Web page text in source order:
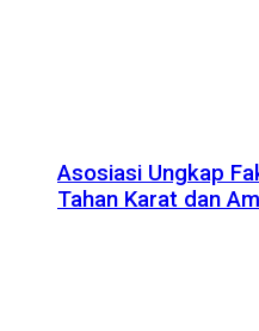
Asosiasi Ungkap
Tahan Karat dan